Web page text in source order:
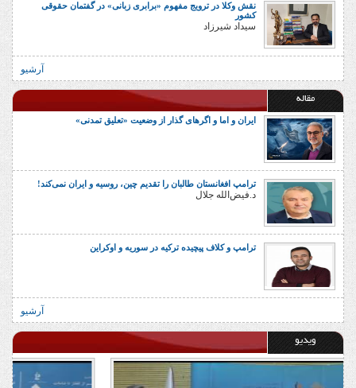
نقش وکلا در ترویج مفهوم «برابری زبانی» در گفتمان حقوقی
کشور
سیداد شیرزاد
آرشیو
مقاله
ایران و اما و اگرهای گذار از وضعیت «تعلیق تمدنی»
ترامپ افغانستان طالبان را تقدیم چین، روسیه و ایران نمی‌کند!
د.فیض‌الله جلال
ترامپ و کلاف پیچیده ترکیه در سوریه و اوکراین
آرشیو
ویدیو